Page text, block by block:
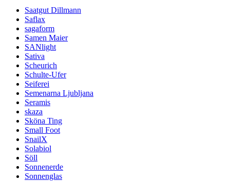
Saatgut Dillmann
Saflax
sagaform
Samen Maier
SANlight
Sativa
Scheurich
Schulte-Ufer
Seiferei
Semenarna Ljubljana
Seramis
skaza
Sköna Ting
Small Foot
SnailX
Solabiol
Söll
Sonnenerde
Sonnenglas